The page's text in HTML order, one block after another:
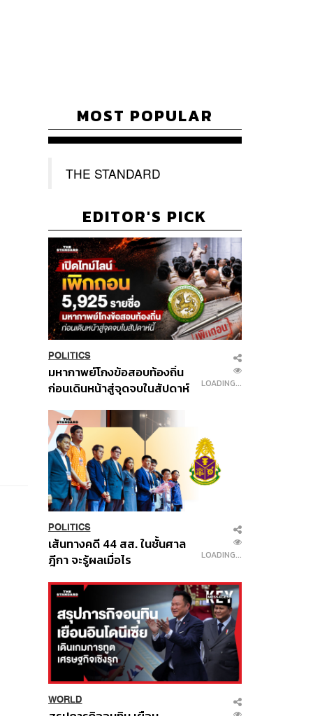
MOST POPULAR
THE STANDARD
EDITOR'S PICK
POLITICS
มหากาพย์โกงข้อสอบท้องถิ่น
ก่อนเดินหน้าสู่จุดจบในสัปดาห์
LOADING...
POLITICS
เส้นทางคดี 44 สส. ในชั้นศาล
ฎีกา จะรู้ผลเมื่อไร
LOADING...
WORLD